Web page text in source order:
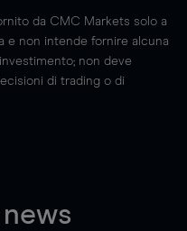
da CMC Markets solo a
e non intende fornire alcuna
non deve
di trading o di